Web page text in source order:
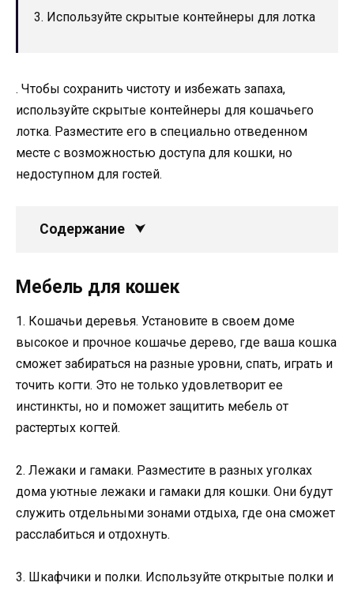
3. Используйте скрытые контейнеры для лотка
. Чтобы сохранить чистоту и избежать запаха,
используйте скрытые контейнеры для кошачьего
лотка. Разместите его в специально отведенном
месте с возможностью доступа для кошки, но
недоступном для гостей.
Содержание
Мебель для кошек
1. Кошачьи деревья. Установите в своем доме
высокое и прочное кошачье дерево, где ваша кошка
сможет забираться на разные уровни, спать, играть и
точить когти. Это не только удовлетворит ее
инстинкты, но и поможет защитить мебель от
растертых когтей.
2. Лежаки и гамаки. Разместите в разных уголках
дома уютные лежаки и гамаки для кошки. Они будут
служить отдельными зонами отдыха, где она сможет
расслабиться и отдохнуть.
3. Шкафчики и полки. Используйте открытые полки и